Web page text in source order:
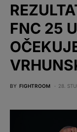
FNC 25
BY FIGHTROOM 28.